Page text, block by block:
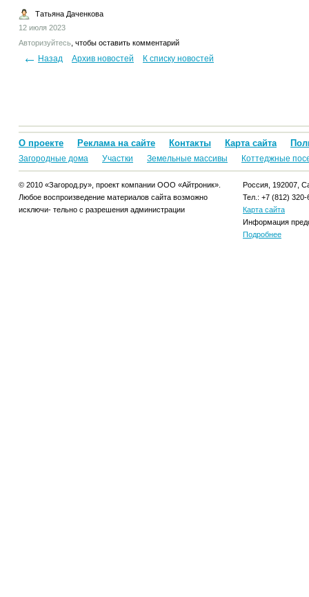
Татьяна Даченкова
12 июля 2023
Авторизуйтесь , чтобы оставить комментарий
Назад Архив новостей К списку новостей
О проекте Реклама на сайте Контакты Карта сайта
Загородные дома Участки Земельные массивы Коттеджные
© 2010 «Загород.ру», проект компании ООО «Айтроник».
Любое воспроизведение материалов сайта возможно
исключи- тельно с разрешения администрации
Россия, 192007,
Тел.: +7 (812) 320-
Карта сайта
Информация
Подробнее